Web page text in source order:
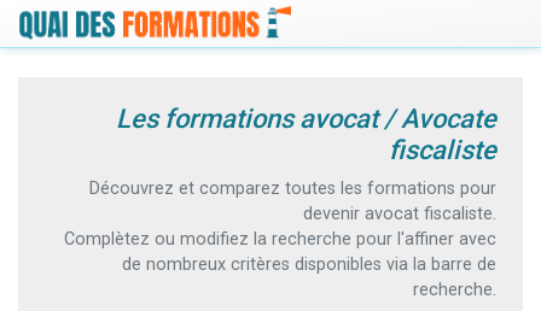
Les formations avocat / Avocate
fiscaliste
Découvrez et comparez toutes les formations pour
devenir avocat fiscaliste.
Complètez ou modifiez la recherche pour l'affiner avec
de nombreux critères disponibles via la barre de
recherche.